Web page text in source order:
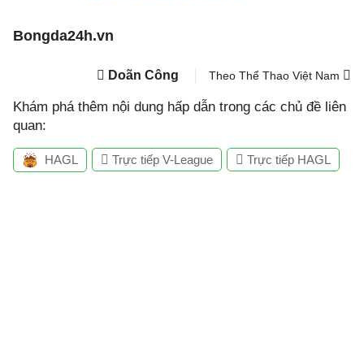
Bongda24h.vn
Doãn Công Theo Thể Thao Việt Nam
Khám phá thêm nội dung hấp dẫn trong các chủ đề liên
quan:
HAGL Trực tiếp V-League Trực tiếp HAGL